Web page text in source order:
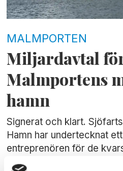
MALMPORTEN
Miljardavtal
Malmportens
hamn
Signerat och klart.
Hamn har undertecknat
entreprenören för de
muddringsarbetena i